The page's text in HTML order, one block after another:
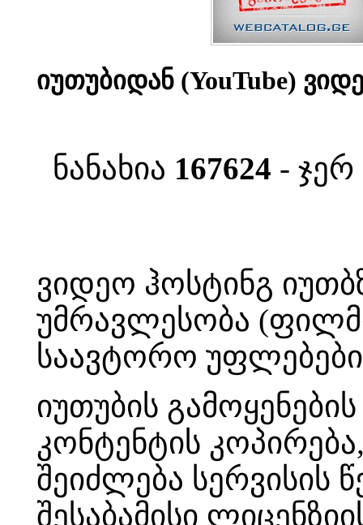
იუთუბიდან (YouTube)
ნანახია 167624 -
ვიდეო ჰოსტინგ
უმრავლესობა
საავტორო
იუთუბის
კონტენტის
შეიძლება სერვისის
შესაბამისი